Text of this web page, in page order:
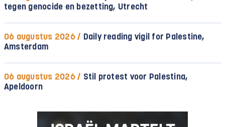
tegen genocide en bezetting, Utrecht
06 augustus 2026 / Daily reading vigil for Palestine,
Amsterdam
06 augustus 2026 / Stil protest voor Palestina,
Apeldoorn